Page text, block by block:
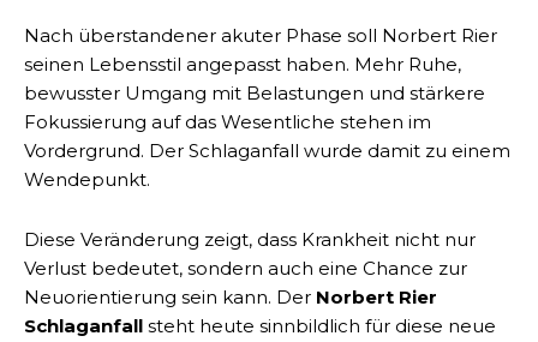
Nach überstandener akuter Phase soll Norbert Rier
seinen Lebensstil angepasst haben. Mehr Ruhe,
bewusster Umgang mit Belastungen und stärkere
Fokussierung auf das Wesentliche stehen im
Vordergrund. Der Schlaganfall wurde damit zu einem
Wendepunkt.
Diese Veränderung zeigt, dass Krankheit nicht nur
Verlust bedeutet, sondern auch eine Chance zur
Neuorientierung sein kann. Der Norbert Rier
Schlaganfall steht heute sinnbildlich für diese neue